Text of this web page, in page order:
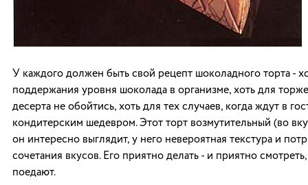
У каждого должен быть свой рецепт шоколадного торта -
поддержания уровня шоколада в организме, хоть для
десерта не обойтись, хоть для тех случаев, когда ждут в
кондитерским шедевром. Этот торт возмутительный (во
он интересно выглядит, у него невероятная текстура и
сочетания вкусов. Его приятно делать - и приятно смотреть,
поедают.